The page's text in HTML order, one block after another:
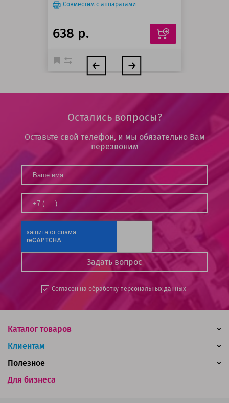
Совместим с аппаратами
638 р.
Остались вопросы?
Оставьте свой телефон, и мы обязательно Вам
перезвоним
Согласен на обработку персональных данных
Каталог товаров
Клиентам
Для бизнеса
Полезное